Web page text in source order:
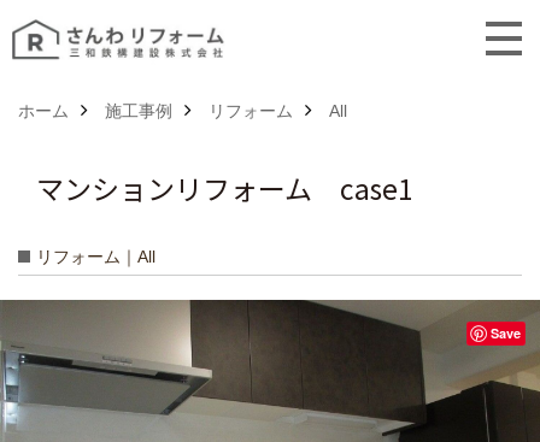
ホーム 施工事例 リフォーム All
マンションリフォーム case1
リフォーム｜All
Save